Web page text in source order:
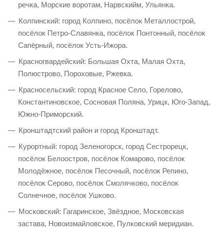
речка, Морские воротам, Нарвскийм, Ульянка.
Колпинский: город Колпино, посёлок Металлострой,
посёлок Петро-Славянка, посёлок Понтонный, посёлок
Сапёрный, посёлок Усть-Ижора.
Красногвардейский: Большая Охта, Малая Охта,
Полюстрово, Пороховые, Ржевка.
Красносельский: город Красное Село, Горелово,
Константиновское, Сосновая Поляна, Урицк, Юго-Запад,
Южно-Приморский.
Кронштадтский район и город Кронштадт.
Курортный: город Зеленогорск, город Сестрорецк,
посёлок Белоостров, посёлок Комарово, посёлок
Молодёжное, посёлок Песочный, посёлок Репино,
посёлок Серово, посёлок Смолячково, посёлок
Солнечное, посёлок Ушково.
Московский: Гагаринское, Звёздное, Московская
застава, Новоизмайловское, Пулковский меридиан.